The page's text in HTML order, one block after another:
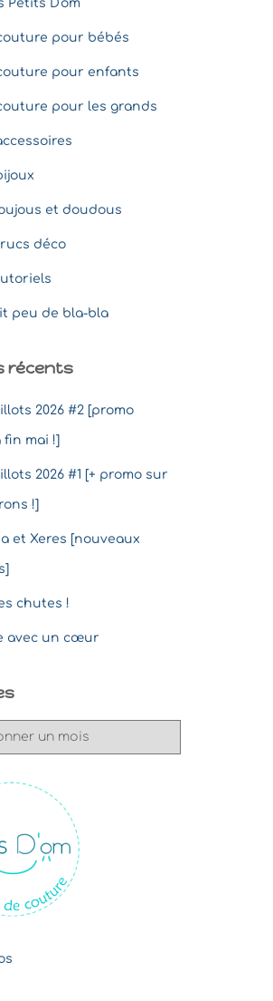
Petits D'om
pour bébés
pour enfants
pour les grands
et doudous
déco
peu de bla-bla
récents
2026 #2 [promo
fin mai !]
2026 #1 [+ promo sur
!]
et Xeres [nouveaux
chutes !
avec un cœur